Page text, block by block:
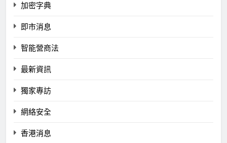
加密字典
即市消息
智能營商法
最新資訊
獨家專訪
網絡安全
香港消息